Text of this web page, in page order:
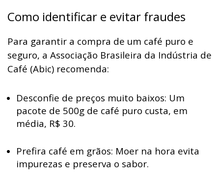
Como identificar e evitar fraudes
Para garantir a compra de um café puro e
seguro, a Associação Brasileira da Indústria de
Café (Abic) recomenda:
Desconfie de preços muito baixos: Um
pacote de 500g de café puro custa, em
média, R$ 30.
Prefira café em grãos: Moer na hora evita
impurezas e preserva o sabor.